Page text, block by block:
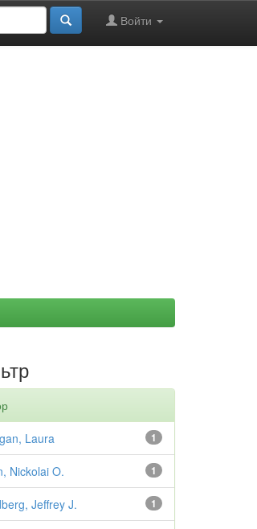
Войти
1
Laura
1
Nickolai O.
1
Jeffrey J.